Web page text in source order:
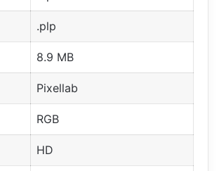
.plp
8.9 MB
Pixellab
RGB
HD